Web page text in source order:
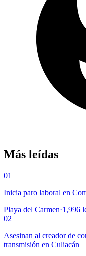
Más leídas
01
Inicia paro laboral en
Playa del Carmen·1,996
02
Asesinan al creador de
transmisión en Culiacán